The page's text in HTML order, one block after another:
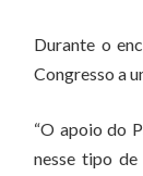
Durante o
Congresso a
“O apoio do
nesse tipo